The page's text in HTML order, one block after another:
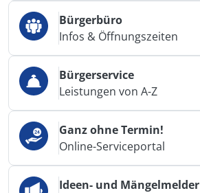
Bürgerbüro
Infos & Öffnungszeiten
Bürgerservice
Leistungen von A-Z
Ganz ohne Termin!
Online-Serviceportal
Ideen- und Mängelmelder